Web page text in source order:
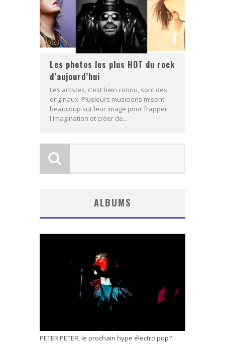
Les photos les plus HOT du rock
d’aujourd’hui
Les artistes, c'est bien connu, sont des
originaux. Plusieurs musiciens misent
beaucoup sur leur image pour frapper
l'imagination et créer de...
ALBUMS
PETER PETER, le prochain hype électro pop?